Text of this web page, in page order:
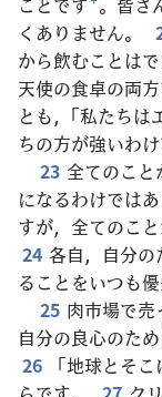
くありません。
から飲むことは
天使の食卓の両
とも，「私たち
ちの方が強いわ
23 全てのこ
になるわけでは
すが，全てのこ
24 各自，自分
ることをいつも
25 肉市場で売
自分の良心のた
26
「地球とそ